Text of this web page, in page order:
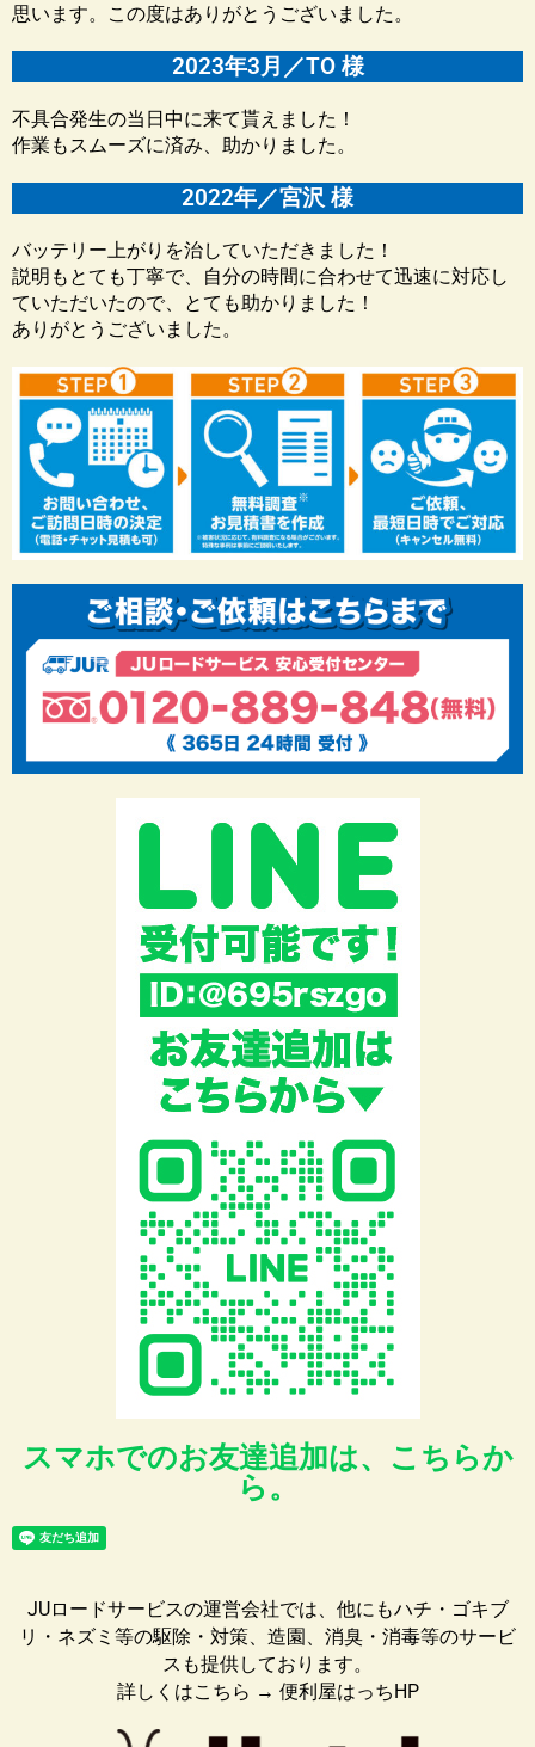
思います。この度はありがとうございました。
2023年3月／TO 様
不具合発生の当日中に来て貰えました！
作業もスムーズに済み、助かりました。
2022年／宮沢 様
バッテリー上がりを治していただきました！
説明もとても丁寧で、自分の時間に合わせて迅速に対応し
ていただいたので、とても助かりました！
ありがとうございました。
スマホでのお友達追加は、こちらか
ら。
JUロードサービスの運営会社では、他にもハチ・ ゴキブ
リ・ネズミ等の駆除・対策、造園、消臭・消毒等のサービ
ス も提供しております。
詳しくはこちら → 便利屋はっちHP